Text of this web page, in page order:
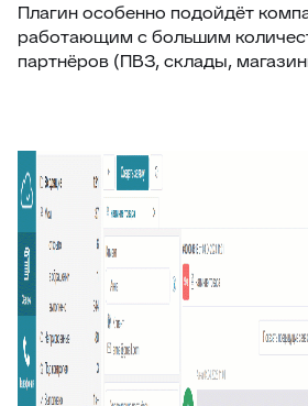
25Спрятать поля контактов в
26Канал связи по умолчанию
29
Групповая распечатка
30
Копировать поля клиента
31
Возврат к списку заявок
32Массовое закрытие заявок
Подзаявки в Омни
34
Ограничение доступа к отчетам
35
Открытие заявки в Омни
Плагин особенно подойдёт
работающим с большим
партнёров (ПВЗ, склады,